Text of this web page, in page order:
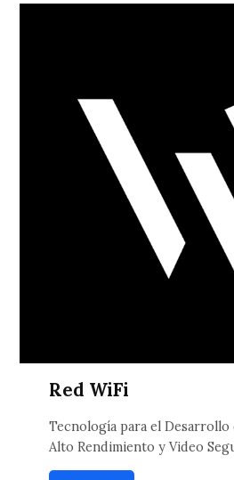
Red WiFi
Tecnología para el Desarrollo
Alto Rendimiento y Video